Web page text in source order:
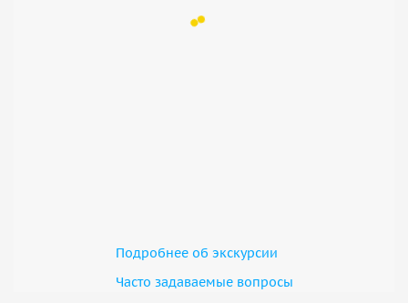
Подробнее об экскурсии
Часто задаваемые вопросы